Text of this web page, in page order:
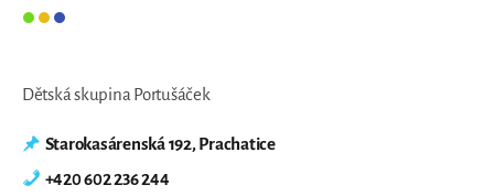
Dětská skupina Portušáček
Starokasárenská 192, Prachatice
+420 602 236 244